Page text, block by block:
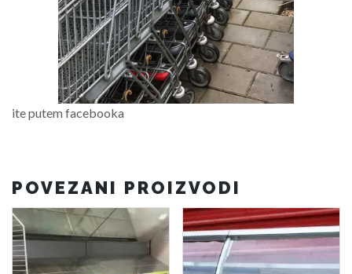
ite putem facebooka
POVEZANI PROIZVODI